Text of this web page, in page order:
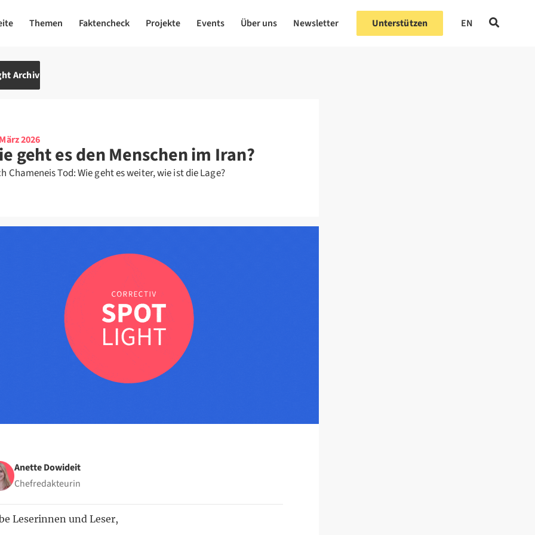
Themen Faktencheck Projekte Events Über uns Newsletter Unterstützen EN
Archiv
2026
geht es den Menschen im Iran?
Chameneis Tod: Wie geht es weiter, wie ist die Lage?
Anette Dowideit
Chefredakteurin
Leserinnen und Leser,